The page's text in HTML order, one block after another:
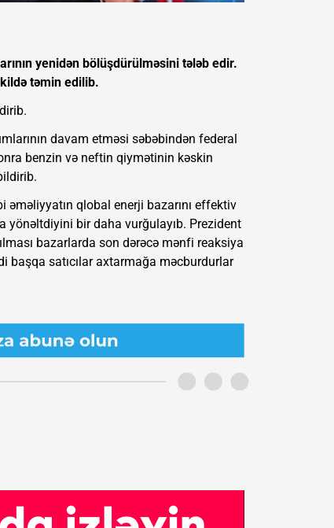
yenidən bölüşdürülməsini tələb edir.
təmin edilib.
davam etməsi səbəbindən federal
benzin və neftin qiymətinin kəskin
əməliyyatın qlobal enerji bazarını effektiv
yönəltdiyini bir daha vurğulayıb. Prezident
bazarlarda son dərəcə mənfi reaksiya
başqa satıcılar axtarmağa məcburdurlar